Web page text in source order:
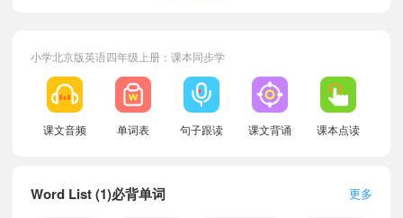
小学北京版英语四年级上册：课本同步学
课文音频 单词表 句子跟读 课文背诵 课本点读
Word List (1)必背单词 更多